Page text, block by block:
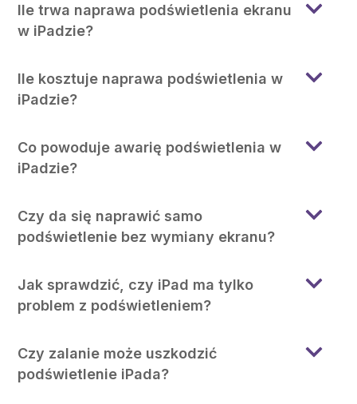
Ile trwa naprawa podświetlenia ekranu
w iPadzie?
Ile kosztuje naprawa podświetlenia w
iPadzie?
Co powoduje awarię podświetlenia w
iPadzie?
Czy da się naprawić samo
podświetlenie bez wymiany ekranu?
Jak sprawdzić, czy iPad ma tylko
problem z podświetleniem?
Czy zalanie może uszkodzić
podświetlenie iPada?